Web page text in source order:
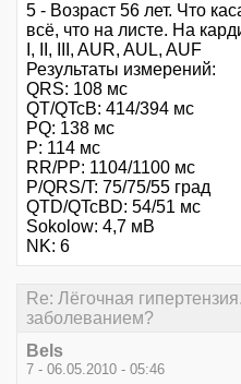
5 - Возраст 56 лет. Что
всё, что на листе. На
I, II, III, AUR, AUL, AUF
Результаты измерений:
QRS: 108 мс
QT/QTcB: 414/394 мс
PQ: 138 мс
P: 114 мс
RR/PP: 1104/1100 мс
P/QRS/T: 75/75/55 град
QTD/QTcBD: 54/51 мс
Sokolow: 4,7 мВ
NK: 6
Re: Лёгочная
заболеванием?
Bels
7 - 06.05.2010 - 05:46